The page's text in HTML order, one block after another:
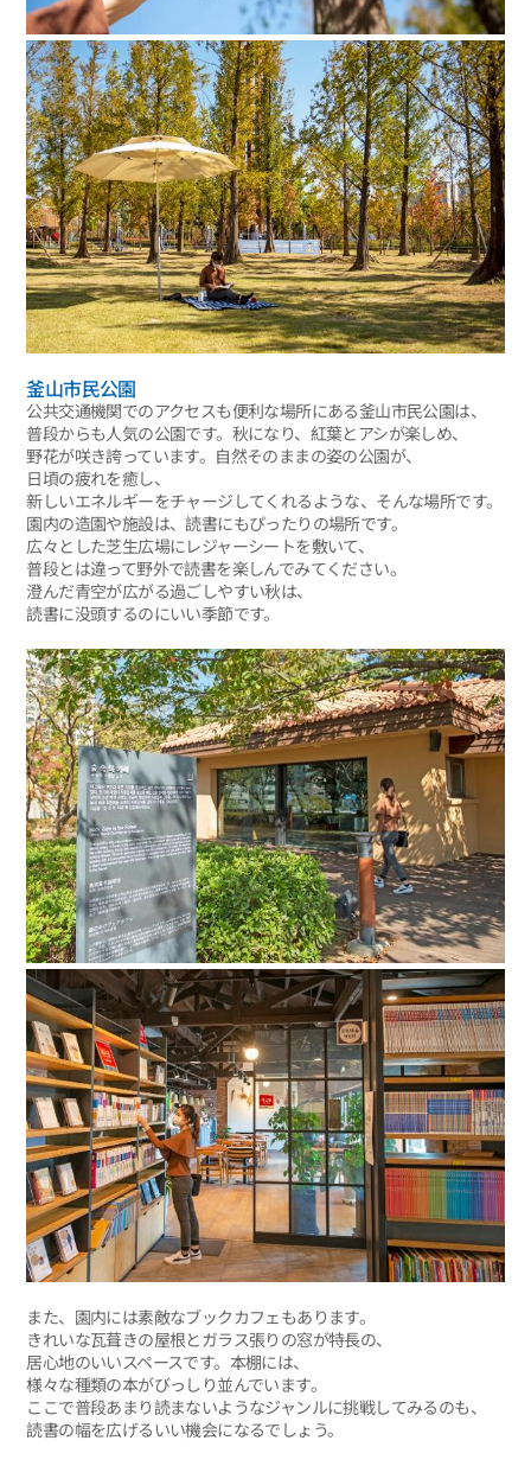
釜山市民公園
公共交通機関でのアクセスも便利な場所にある釜山市民公園は、
普段からも人気の公園です。秋になり、紅葉とアシが楽しめ、
野花が咲き誇っています。自然そのままの姿の公園が、
日頃の疲れを癒し、
新しいエネルギーをチャージしてくれるような、そんな場所です。
園内の造園や施設は、読書にもぴったりの場所です。
広々とした芝生広場にレジャーシートを敷いて、
普段とは違って野外で読書を楽しんでみてください。
澄んだ青空が広がる過ごしやすい秋は、
読書に没頭するのにいい季節です。
また、園内には素敵なブックカフェもあります。
きれいな瓦葺きの屋根とガラス張りの窓が特長の、
居心地のいいスペースです。本棚には、
様々な種類の本がびっしり並んでいます。
ここで普段あまり読まないようなジャンルに挑戦してみるのも、
読書の幅を広げるいい機会になるでしょう。